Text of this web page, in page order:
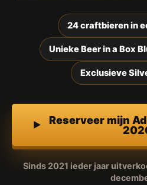
24 craftbieren in
Unieke Beer in a Box
Exclusieve
Reserveer mijn
Sinds 2021 ieder jaar